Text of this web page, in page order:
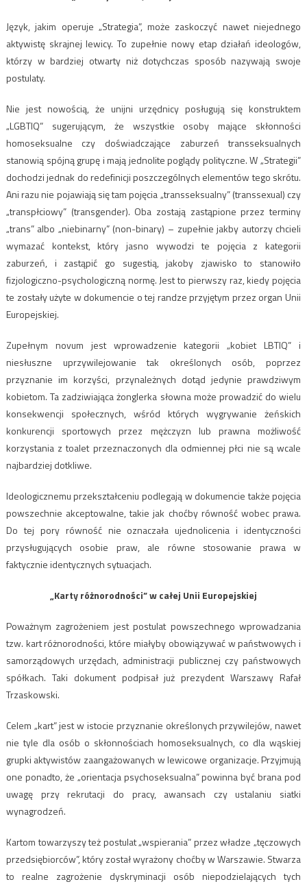
Język, jakim operuje „Strategia”, może zaskoczyć nawet niejednego
aktywistę skrajnej lewicy. To zupełnie nowy etap działań ideologów,
którzy w bardziej otwarty niż dotychczas sposób nazywają swoje
postulaty.
Nie jest nowością, że unijni urzędnicy posługują się konstruktem
„LGBTIQ” sugerującym, że wszystkie osoby mające skłonności
homoseksualne czy doświadczające zaburzeń transseksualnych
stanowią spójną grupę i mają jednolite poglądy polityczne. W „Strategii”
dochodzi jednak do redefinicji poszczególnych elementów tego skrótu.
Ani razu nie pojawiają się tam pojęcia „transseksualny” (transsexual) czy
„transpłciowy” (transgender). Oba zostają zastąpione przez terminy
„trans” albo „niebinarny” (non-binary) – zupełnie jakby autorzy chcieli
wymazać kontekst, który jasno wywodzi te pojęcia z kategorii
zaburzeń, i zastąpić go sugestią, jakoby zjawisko to stanowiło
fizjologiczno-psychologiczną normę. Jest to pierwszy raz, kiedy pojęcia
te zostały użyte w dokumencie o tej randze przyjętym przez organ Unii
Europejskiej.
Zupełnym novum jest wprowadzenie kategorii „kobiet LBTIQ” i
niesłuszne uprzywilejowanie tak określonych osób, poprzez
przyznanie im korzyści, przynależnych dotąd jedynie prawdziwym
kobietom. Ta zadziwiająca żonglerka słowna może prowadzić do wielu
konsekwencji społecznych, wśród których wygrywanie żeńskich
konkurencji sportowych przez mężczyzn lub prawna możliwość
korzystania z toalet przeznaczonych dla odmiennej płci nie są wcale
najbardziej dotkliwe.
Ideologicznemu przekształceniu podlegają w dokumencie także pojęcia
powszechnie akceptowalne, takie jak choćby równość wobec prawa.
Do tej pory równość nie oznaczała ujednolicenia i identyczności
przysługujących osobie praw, ale równe stosowanie prawa w
faktycznie identycznych sytuacjach.
„Karty różnorodności” w całej Unii Europejskiej
Poważnym zagrożeniem jest postulat powszechnego wprowadzania
tzw. kart różnorodności, które miałyby obowiązywać w państwowych i
samorządowych urzędach, administracji publicznej czy państwowych
spółkach. Taki dokument podpisał już prezydent Warszawy Rafał
Trzaskowski.
Celem „kart” jest w istocie przyznanie określonych przywilejów, nawet
nie tyle dla osób o skłonnościach homoseksualnych, co dla wąskiej
grupki aktywistów zaangażowanych w lewicowe organizacje. Przyjmują
one ponadto, że „orientacja psychoseksualna” powinna być brana pod
uwagę przy rekrutacji do pracy, awansach czy ustalaniu siatki
wynagrodzeń.
Kartom towarzyszy też postulat „wspierania” przez władze „tęczowych
przedsiębiorców”, który został wyrażony choćby w Warszawie. Stwarza
to realne zagrożenie dyskryminacji osób niepodzielających tych